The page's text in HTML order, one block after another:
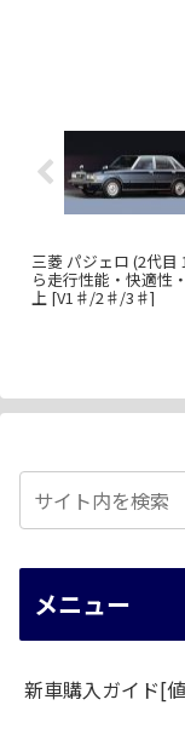
三菱 パジェロ (2代目
ら走行性能・快適性
上 [V1♯/2♯/3♯]
メニュー
新車購入ガイド[